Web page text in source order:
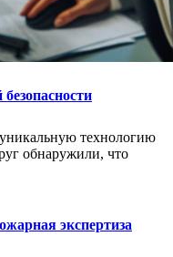
технологию
обнаружили, что
экспертиза